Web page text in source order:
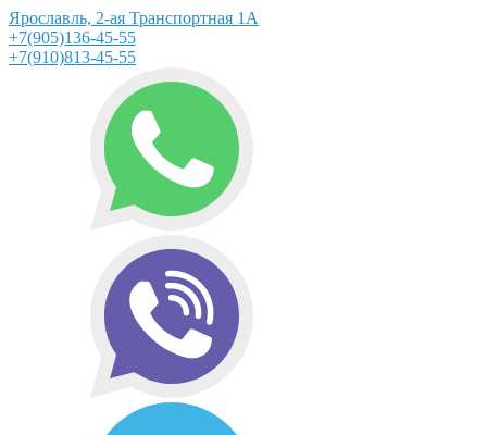
Ярославль, 2-ая Транспортная 1А
+7(905)136-45-55
+7(910)813-45-55